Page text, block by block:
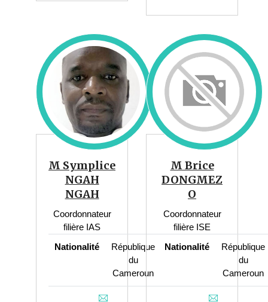
M Symplice
NGAH
NGAH
Coordonnateur
filière IAS
Nationalité
République
du
Cameroun
M Brice
DONGMEZ
O
Coordonnateur
filière ISE
Nationalité
République
du
Cameroun